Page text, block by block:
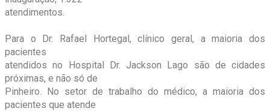
atendimentos.
Para o Dr. Rafael Hortegal, clínico geral, a maioria dos
pacientes
atendidos no Hospital Dr. Jackson Lago são de cidades
próximas, e não só de
Pinheiro. No setor de trabalho do médico, a maioria dos
pacientes que atende